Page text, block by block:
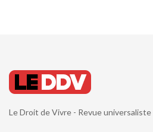
Le Droit de Vivre - Revue universaliste